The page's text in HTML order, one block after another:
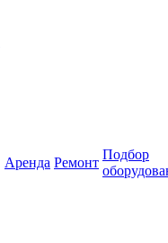
Аренда Ремонт
Подбор